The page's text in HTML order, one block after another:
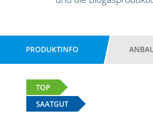
PRODUKTINFO
TOP
SAATGUT